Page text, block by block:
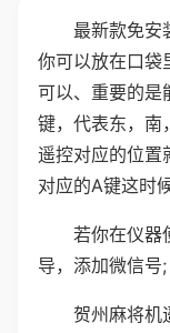
最新款免安
你可以放在口袋
可以、重要的是
键，代表东，南
遥控对应的位置
对应的A键这时
若你在仪器
导，添加微信号
贺州麻将机